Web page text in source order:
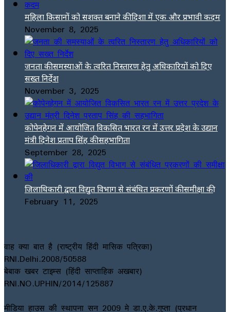
महिला किसानों को सशक्त बनाने की दिशा में एक और प्रभावी कदम
November 8, 2025
जनता की समस्याओं के त्वरित निस्तारण हेतु अधिकारियों को दिए
सख्त निर्देश
November 3, 2025
कोपेनहेगन में आयोजित विकसित भारत रन में उत्तर प्रदेश के उद्यान
मंत्री दिनेश प्रताप सिंह की सहभागिता
September 28, 2025
जिलाधिकारी द्वारा विद्युत विभाग से संबंधित प्रकरणों की समीक्षा की
February 11, 2025
वाह क्या बात है (राष्ट्रीय हिंदी मासिक पत्रिका)
RNI.Delhi.2008/50588
बेबाक खबर टाइम्स (हिंदी साप्ताहिक अखबार)
RNI.NO.UPHIN/2014/125887
मीडिया हाउस की स्थापना सन 2009 मे डा.ए.के.गुप्ता (प्रधान